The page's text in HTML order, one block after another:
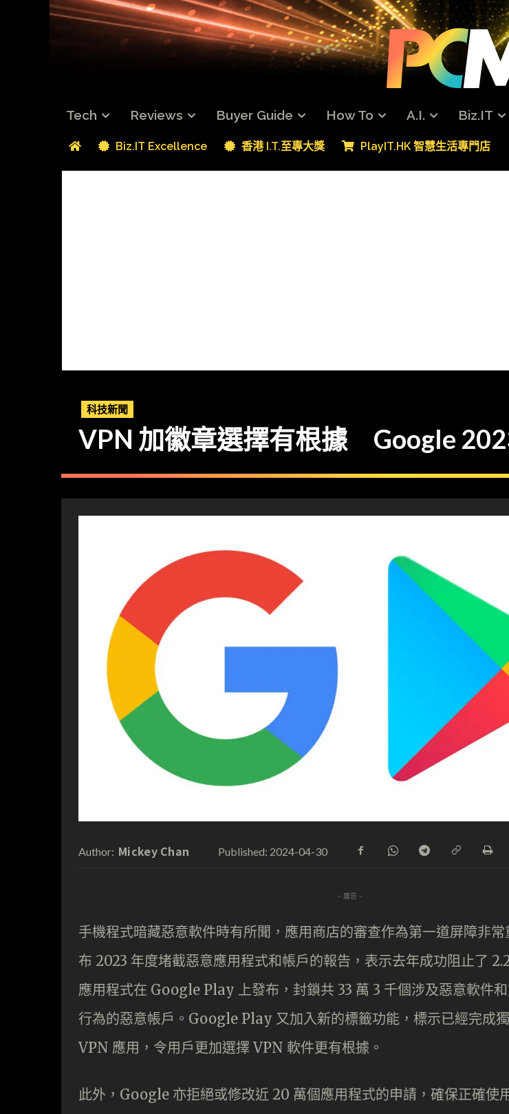
Tech Reviews Buyer Guide How To A.I. Biz.IT
Biz.IT Excellence 香港 I.T.至專大獎 PlayIT.HK 智慧生活專門店
科技新聞
VPN 加徽章選擇有根據 Google
Author: Mickey Chan Published: 2024-04-30
- 廣告 -
手機程式暗藏惡意軟件時有所聞，應用商店的審查作為第一道屏障非
布 2023 年度堵截惡意應用程式和帳戶的報告，表示去年成功阻止了
應用程式在 Google Play 上發布，封鎖共 33 萬 3 千個涉及惡意軟件
行為的惡意帳戶。Google Play 又加入新的標籤功能，標示已經完成
VPN 應用，令用戶更加選擇 VPN 軟件更有根據。
此外，Google 亦拒絕或修改近 20 萬個應用程式的申請，確保正確使